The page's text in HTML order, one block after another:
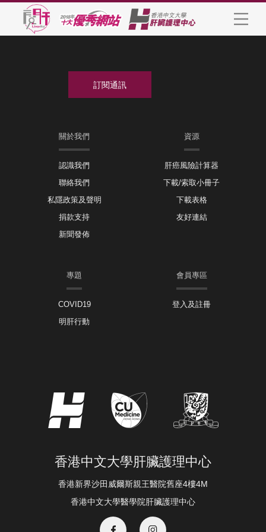
關於我們
認識我們
聯絡我們
私隱政策及聲明
捐款支持
新聞發佈
資源
肝癌風險計算器
下載/索取小冊子
下載表格
友好連結
專題
COVID19
明肝行動
會員專區
登入及註冊
香港中文大學肝臟護理中心
香港新界沙田威爾斯親王醫院舊座4樓4M
香港中文大學醫學院肝臟護理中心